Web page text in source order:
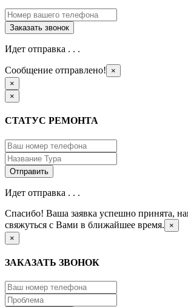
Идет отправка . . .
Сообщение отправлено!
×
×
×
СТАТУС РЕМОНТА
Идет отправка . . .
Спасибо! Ваша заявка успешно принята,
свяжуться с Вами в ближайшее время.
×
×
ЗАКАЗАТЬ ЗВОНОК